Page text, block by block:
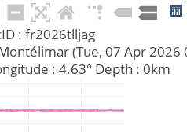
: fr2026tlljag
Montélimar (Tue, 07 Apr
Longitude : 4.63° Depth : 0km